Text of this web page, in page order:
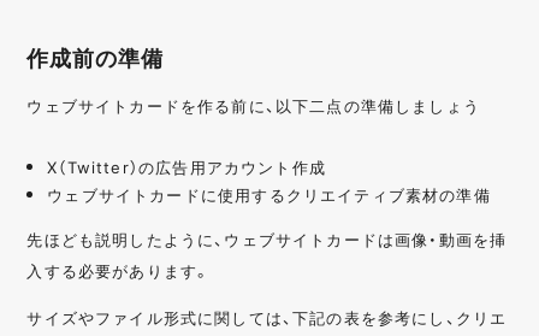
作成前の準備
ウェブサイトカードを作る前に、以下二点の準備しましょう
X（Twitter）の広告用アカウント作成
ウェブサイトカードに使用するクリエイティブ素材の準備
先ほども説明したように、ウェブサイトカードは画像・動画を挿
入する必要があります。
サイズやファイル形式に関しては、下記の表を参考にし、クリエ